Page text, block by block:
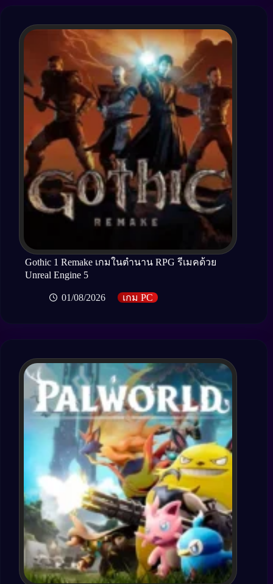
Gothic 1 Remake เกมในตำนาน RPG รีเมคด้วย
Unreal Engine 5
01/08/2026 เกม PC